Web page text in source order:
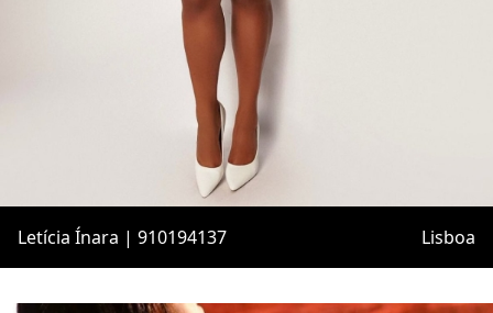
Letícia Ínara | 910194137 Lisboa